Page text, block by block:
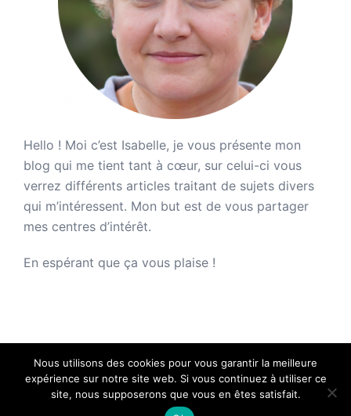
Hello ! Moi c’est Isabelle, je vous présente mon
blog qui me tient tant à cœur, sur celui-ci vous
verrez différents articles traitant de sujets divers
qui m’intéressent. Mon but est de vous partager
mes centres d’intérêt.
En espérant que ça vous plaise !
Nous utilisons des cookies pour vous garantir la meilleure
expérience sur notre site web. Si vous continuez à utiliser ce
site, nous supposerons que vous en êtes satisfait.